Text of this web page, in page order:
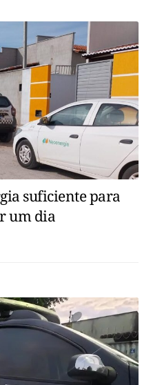
suficiente para
um dia